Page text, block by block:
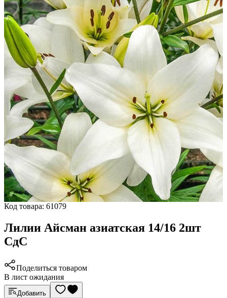
Код товара: 61079
Лилии Айсман азиатская 14/16 2шт
СдС
Поделиться товаром
В лист ожидания
Добавить